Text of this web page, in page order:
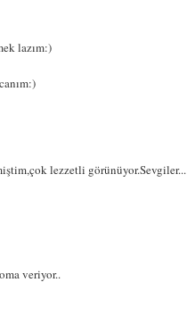
lazım:)
lezzetli görünüyor.Sevgiler...
veriyor..